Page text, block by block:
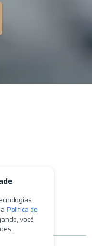
do Site
Política de
você